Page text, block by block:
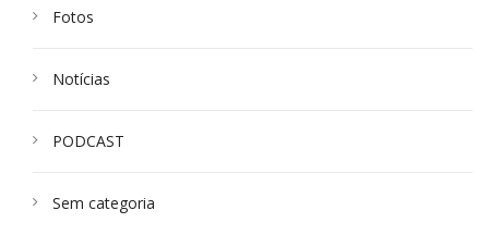
Fotos
Notícias
PODCAST
Sem categoria